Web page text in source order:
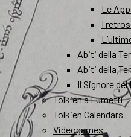
Le
I
Abiti della
Abiti della
Il Signore del
Tolkien a Fumetti
Tolkien Calendars
Videogames